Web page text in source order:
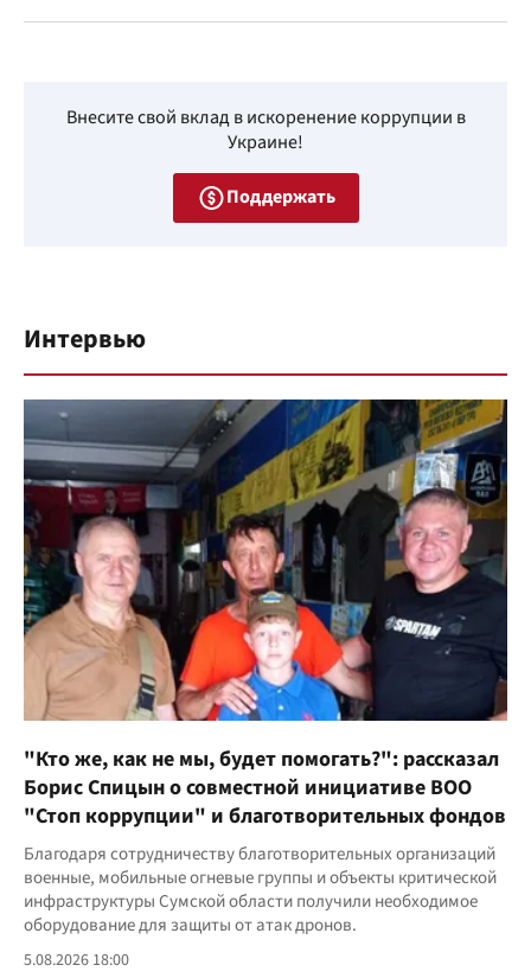
Внесите свой вклад в искоренение коррупции в
Украине!
Поддержать
Интервью
"Кто же, как не мы, будет помогать?": рассказал
Борис Спицын о совместной инициативе ВОО
"Стоп коррупции" и благотворительных фондов
Благодаря сотрудничеству благотворительных организаций
военные, мобильные огневые группы и объекты критической
инфраструктуры Сумской области получили необходимое
оборудование для защиты от атак дронов.
5.08.2026 18:00